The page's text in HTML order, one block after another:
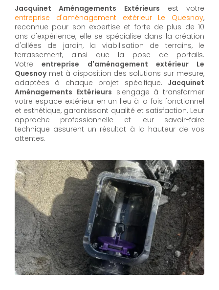
Jacquinet Aménagements Extérieurs est votre
entreprise d'aménagement extérieur Le Quesnoy,
reconnue pour son expertise et forte de plus de 10
ans d'expérience, elle se spécialise dans la création
d'allées de jardin, la viabilisation de terrains, le
terrassement, ainsi que la pose de portails.
Votreentreprise d'aménagement extérieur Le
Quesnoymet à disposition des solutions sur mesure,
adaptées à chaque projet spécifique. Jacquinet
Aménagements Extérieurs s'engage à transformer
votre espace extérieur en un lieu à la fois fonctionnel
et esthétique, garantissant qualité et satisfaction. Leur
approche professionnelle et leur savoir-faire
technique assurent un résultat à la hauteur de vos
attentes.